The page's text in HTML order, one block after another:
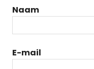
Naam
E-mail